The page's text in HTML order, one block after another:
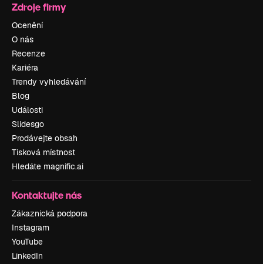
Zdroje firmy
Ocenění
O nás
Recenze
Kariéra
Trendy vyhledávání
Blog
Události
Slidesgo
Prodávejte obsah
Tisková místnost
Hledáte magnific.ai
Kontaktujte nás
Zákaznická podpora
Instagram
YouTube
LinkedIn